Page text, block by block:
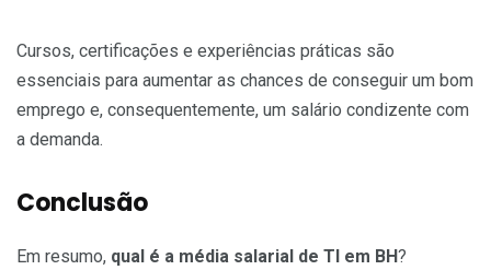
Cursos, certificações e experiências práticas são
essenciais para aumentar as chances de conseguir um bom
emprego e, consequentemente, um salário condizente com
a demanda.
Conclusão
Em resumo, qual é a média salarial de TI em BH?